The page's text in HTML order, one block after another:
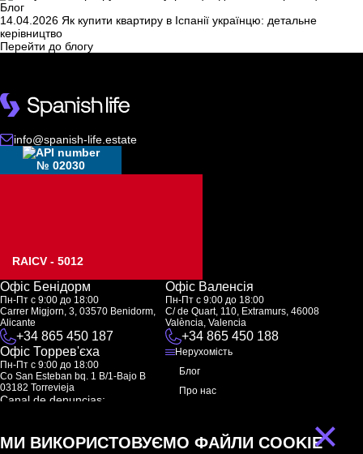
Блог
14.04.2026 Як купити квартиру в Іспанії українцю: детальне
керівництво
Перейти до блогу
info@spanish-life.estate
№ 02030
RAICV - 5012
Офіс Бенідорм
Пн-Пт с 9:00 до 18:00
Carrer Migjorn, 3, 03570 Benidorm,
Alicante
+34 865 450 187
Офіс Валенсія
Пн-Пт с 9:00 до 18:00
C/ de Quart, 110, Extramurs, 46008
València, Valencia
+34 865 450 188
Офіс Торрев'єха
Пн-Пт с 9:00 до 18:00
Co San Esteban bq. 1 B/1-Bajo B
03182 Torrevieja
Canal de denuncias:
Нерухомість
Блог
Про нас
Підписка ×
МИ ВИКОРИСТОВУЄМО ФАЙЛИ COOKIE